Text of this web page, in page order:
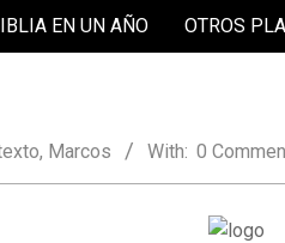
EN UN AÑO OTROS
, Marcos With: 0